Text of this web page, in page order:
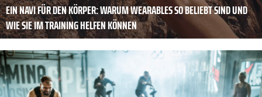
EIN NAVI FÜR DEN KÖRPER: WARUM WEARABLES SO BELIEBT SIND UND
WIE SIE IM TRAINING HELFEN KÖNNEN